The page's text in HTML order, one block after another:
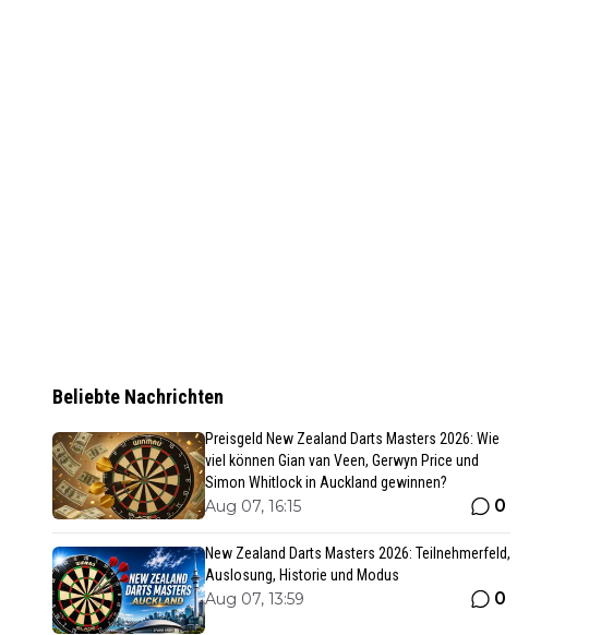
Beliebte Nachrichten
Preisgeld New Zealand Darts Masters 2026: Wie
viel können Gian van Veen, Gerwyn Price und
Simon Whitlock in Auckland gewinnen?
Aug 07, 16:15 0
New Zealand Darts Masters 2026: Teilnehmerfeld,
Auslosung, Historie und Modus
Aug 07, 13:59 0